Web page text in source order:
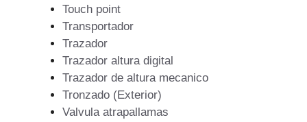
Touch point
Transportador
Trazador
Trazador altura digital
Trazador de altura mecanico
Tronzado (Exterior)
Valvula atrapallamas